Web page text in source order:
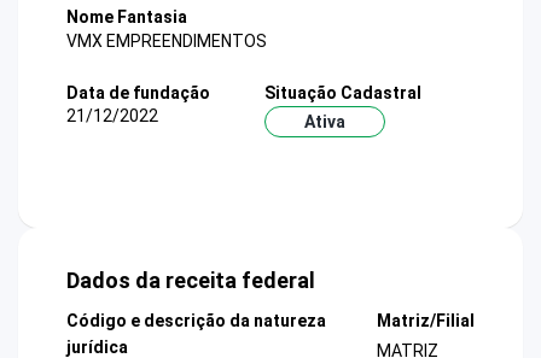
Nome Fantasia
VMX EMPREENDIMENTOS
Data de fundação
21/12/2022
Situação Cadastral
Ativa
Dados da receita federal
Código e descrição da natureza
jurídica
Matriz/Filial
MATRIZ